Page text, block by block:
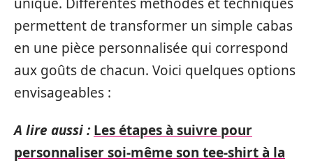
permettent de transformer un simple cabas
en une pièce personnalisée qui correspond
aux goûts de chacun. Voici quelques options
envisageables :
A lire aussi : Les étapes à suivre pour
personnaliser soi-même son tee-shirt à la